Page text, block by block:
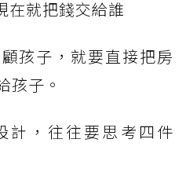
在就把錢交給誰
孩子，就要直接把房
孩子。
計，往往要思考四件